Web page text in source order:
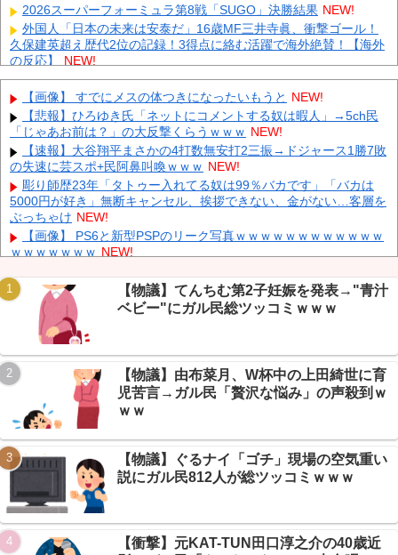
2026スーパーフォーミュラ第8戦「SUGO」決勝結果 NEW!
外国人「日本の未来は安泰だ」16歳MF三井寺眞、衝撃ゴール！
久保建英超え歴代2位の記録！3得点に絡む活躍で海外絶賛！【海外
の反応】
NEW!
中国「大豪雨！」三峡ダム「基礎部分破損」中国「全力放流！」
台風13号「中国上陸予測」台風15号「中国接近（画像」中国「台風
同時上陸！（穀物生産が壊滅危機」→ NEW!
大学生ワイ、株で大儲けしてしまうｗｗｗｗｗｗｗｗｗｗ
【悲報】 メディアが使う主語デカ言葉の正体、ガチでこれだった
ｗｗｗｗ NEW!
【韓国株】 7月のKOSPI 28.9％下落…通貨危機を超える過去最大
の下げ幅 NEW!
【ニュース】 中国政府「台風１３号に三峡ダムが耐えられない！
全開放流しろ！」⇒ 下流域の街が壊滅状態ｗｗｗｗｗ NEW!
Powered by livedoor 相互RSS
【画像】 すでにメスの体つきになったいもうと NEW!
【悲報】ひろゆき氏「ネットにコメントする奴は暇人」→5ch民
「じゃあお前は？」の大反撃くらうｗｗｗ NEW!
【速報】大谷翔平まさかの4打数無安打2三振→ドジャース1勝7敗
の失速に芸スポ+民阿鼻叫喚ｗｗｗ NEW!
彫り師歴23年「タトゥー入れてる奴は99％バカです」「バカは
5000円が好き」無断キャンセル、挨拶できない、金がない…客層を
ぶっちゃけ NEW!
【画像】 PS6と新型PSPのリーク写真ｗｗｗｗｗｗｗｗｗｗｗｗ
ｗｗｗｗｗｗｗ NEW!
てしまうｗｗｗｗ
NEW!
【続報】ちいかわ映画、興行収入60億円に到達→VIP民「グッズ
だけで何百年遊べる」ｗｗｗ
【驚愕】電気代55000円の請求に絶句→VIP民の原因究明がガチす
ぎたｗｗｗ NEW!
兄が首吊った。理由はイジメ…俺の両親離婚で母は自サツし家庭
崩壊→首謀者を探しだした俺は会社と妻子を特定→結果、実刑受け
た。子に復讐されるだろ...
【続報】ゾンビたばこ発覚の広島新井監督、OBが明かす本音「全
部ブッ壊して辞めたい」ｗｗｗ NEW!
Powered by livedoor 相互RSS
【物議】てんちむ第2子妊娠を発表→"青汁
ベビー"にガル民総ツッコミｗｗｗ
【物議】由布菜月、W杯中の上田綺世に育
児苦言→ガル民「贅沢な悩み」の声殺到ｗ
ｗｗ
【物議】ぐるナイ「ゴチ」現場の空気重い
説にガル民812人が総ツッコミｗｗｗ
【衝撃】元KAT-TUN田口淳之介の40歳近